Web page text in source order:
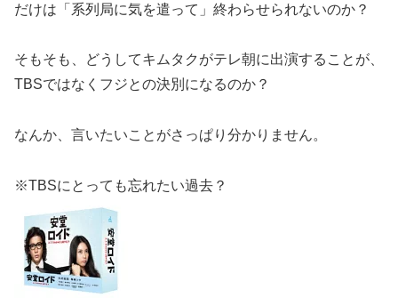
だけは「系列局に気を遣って」終わらせられないのか？
そもそも、どうしてキムタクがテレ朝に出演することが、
TBSではなくフジとの決別になるのか？
なんか、言いたいことがさっぱり分かりません。
※TBSにとっても忘れたい過去？